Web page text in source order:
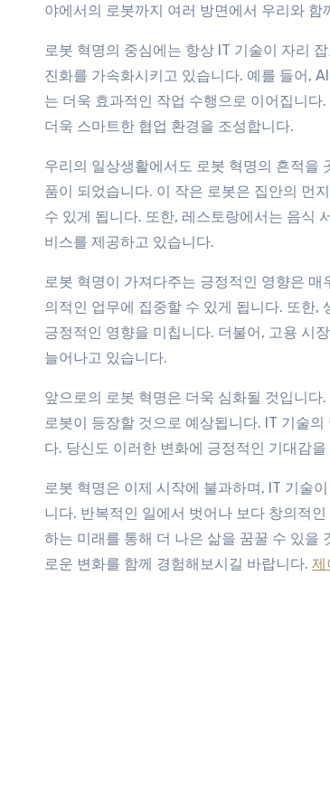
야에서의 로봇까지 여러 방면에서 우리와 함
로봇 혁명의 중심에는 항상 IT 기술이 자리
진화를 가속화시키고 있습니다. 예를 들어,
는 더욱 효과적인 작업 수행으로 이어집니
더욱 스마트한 협업 환경을 조성합니다.
우리의 일상생활에서도 로봇 혁명의 흔적을
품이 되었습니다. 이 작은 로봇은 집안의 먼
수 있게 됩니다. 또한, 레스토랑에서는 음식
비스를 제공하고 있습니다.
로봇 혁명이 가져다주는 긍정적인 영향은
의적인 업무에 집중할 수 있게 됩니다. 또한,
긍정적인 영향을 미칩니다. 더불어, 고용 시
늘어나고 있습니다.
앞으로의 로봇 혁명은 더욱 심화될 것입니
로봇이 등장할 것으로 예상됩니다. IT 기술
다. 당신도 이러한 변화에 긍정적인 기대감
로봇 혁명은 이제 시작에 불과하며, IT 기술
니다. 반복적인 일에서 벗어나 보다 창의적
하는 미래를 통해 더 나은 삶을 꿈꿀 수 있을
로운 변화를 함께 경험해보시길 바랍니다. 제